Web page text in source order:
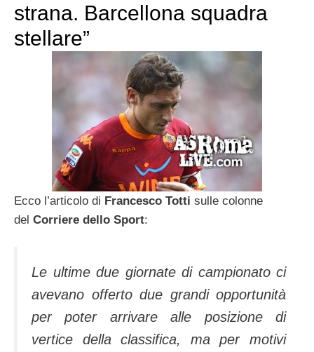
strana. Barcellona squadra
stellare”
Ecco l’articolo di Francesco Totti sulle colonne
del Corriere dello Sport:
Le ultime due giornate di campionato ci
avevano offerto due grandi opportunità
per poter arri­vare alle posizione di
vertice della classifica, ma per motivi